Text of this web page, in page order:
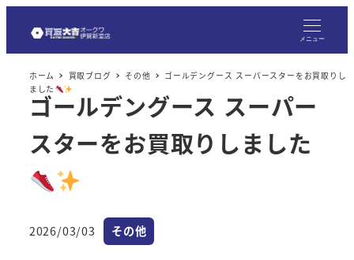
メニュー
ホーム 買取ブログ その他
ゴールデングース スーパースターをお買取りし
ました
ゴールデングース スーパー
スターをお買取りしました
投稿日
2026/03/03 カテゴリー
その他